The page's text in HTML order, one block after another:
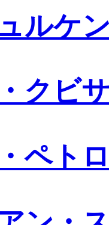
ルケ
クビ
ペト